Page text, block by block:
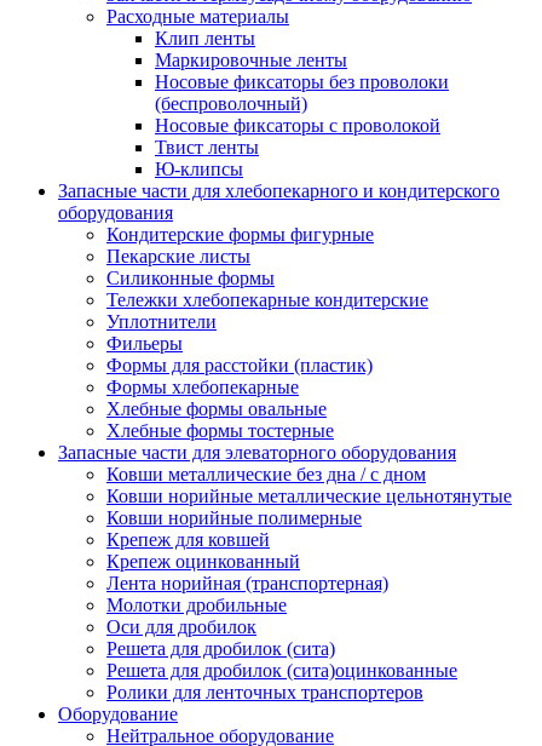
Расходные материалы
Клип ленты
Маркировочные ленты
Носовые фиксаторы без проволоки
(беспроволочный)
Носовые фиксаторы с проволокой
Твист ленты
Ю-клипсы
Запасные части для хлебопекарного и кондитерского
оборудования
Кондитерские формы фигурные
Пекарские листы
Силиконные формы
Тележки хлебопекарные кондитерские
Уплотнители
Фильеры
Формы для расстойки (пластик)
Формы хлебопекарные
Хлебные формы овальные
Хлебные формы тостерные
Запасные части для элеваторного оборудования
Ковши металлические без дна / с дном
Ковши норийные металлические цельнотянутые
Ковши норийные полимерные
Крепеж для ковшей
Крепеж оцинкованный
Лента норийная (транспортерная)
Молотки дробильные
Оси для дробилок
Решета для дробилок (сита)
Решета для дробилок (сита)оцинкованные
Ролики для ленточных транспортеров
Оборудование
Нейтральное оборудование